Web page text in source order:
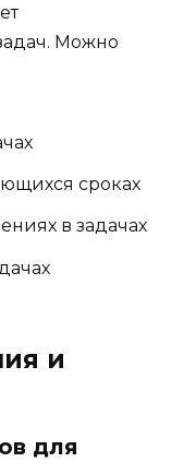
Можно
сроках
в задачах
и
для